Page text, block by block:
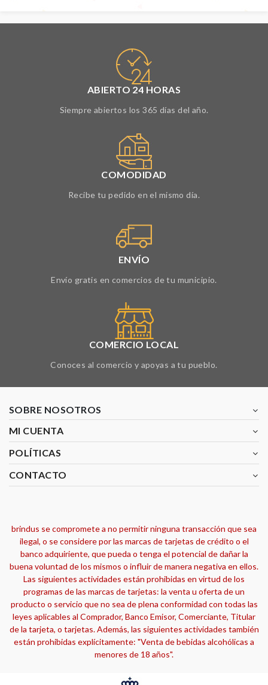
ABIERTO 24 HORAS
Siempre abiertos los 365 días del año.
COMODIDAD
Recibe tu pedido en el mismo día.
ENVÍO
Envío gratis en comercios de tu municipio.
COMERCIO LOCAL
Conoces al comercio y apoyas a tu pueblo.
SOBRE NOSOTROS
MI CUENTA
POLÍTICAS
CONTACTO
brindus se compromete a no permitir ninguna transacción que sea
ilegal, o se considere por las marcas de tarjetas de crédito o el
banco adquiriente, que pueda o tenga el potencial de dañar la
buena voluntad de los mismos o influir de manera negativa en ellos.
Las siguientes actividades están prohibidas en virtud de los
programas de las marcas de tarjetas: la venta u oferta de un
producto o servicio que no sea de plena conformidad con todas las
leyes aplicables al Comprador, Banco Emisor, Comerciante, Titular
de la tarjeta, o tarjetas. Además, las siguientes actividades también
están prohibidas explícitamente: "Venta de bebidas alcohólicas a
menores de 18 años".